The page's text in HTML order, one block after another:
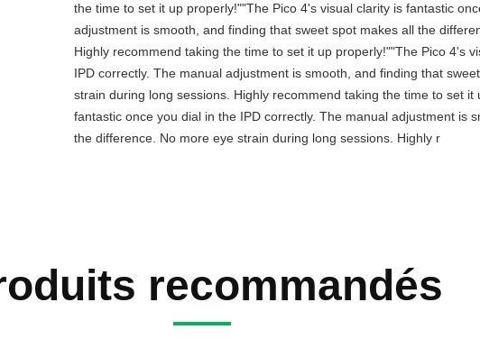
the time to set it up properly!""The Pico 4's visual clarity is fantastic
adjustment is smooth, and finding that sweet spot makes all the
Highly recommend taking the time to set it up properly!""The Pico 4's
IPD correctly. The manual adjustment is smooth, and finding that
strain during long sessions. Highly recommend taking the time to set
fantastic once you dial in the IPD correctly. The manual adjustment is
the difference. No more eye strain during long sessions. Highly r
recommandés